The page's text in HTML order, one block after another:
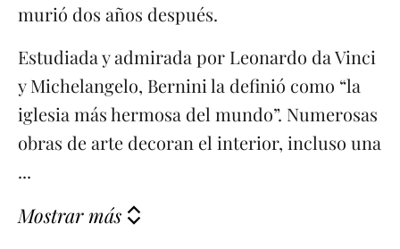
murió dos años después.
Estudiada y admirada por Leonardo da Vinci
y Michelangelo, Bernini la definió como “la
iglesia más hermosa del mundo”. Numerosas
obras de arte decoran el interior, incluso una
...
Mostrar más